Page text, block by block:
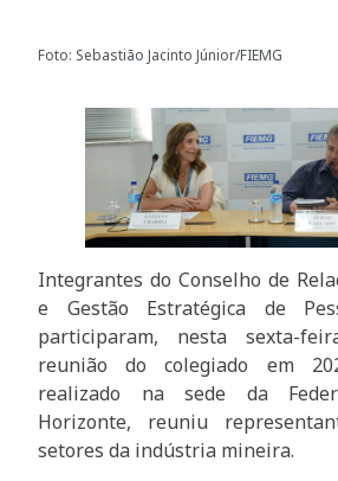
Foto: Sebastião Jacinto Júnior/FIEMG
Integrantes do Conselho de
e Gestão Estratégica de
participaram, nesta sexta-
reunião do colegiado em
realizado na sede da
Horizonte, reuniu
setores da indústria mineira.